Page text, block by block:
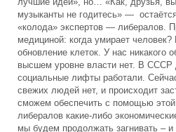
лучшие идеи», но… «Как, друзья,
музыканты не годитесь» —
«колода» экспертов — либералов.
медициной: когда умирает человек?
обновление клеток. У нас никакого
высшем уровне власти нет. В СССР
социальные лифты работали.
свежих людей нет, и происходит
сможем обеспечить с помощью этой
либералов какие-либо
мы будем продолжать загнивать –